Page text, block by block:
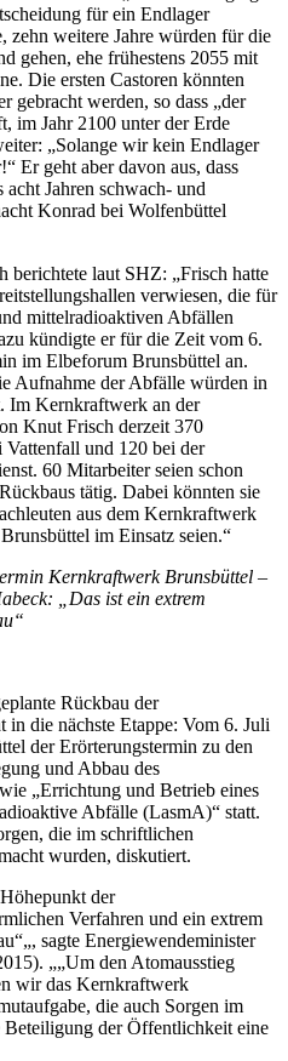
für ein Endlager
zehn weitere Jahre würden für die
gehen, ehe frühestens 2055 mit
Die ersten Castoren könnten
gebracht werden, so dass „der
im Jahr 2100 unter der Erde
„Solange wir kein Endlager
Er geht aber davon aus, dass
acht Jahren schwach- und
Konrad bei Wolfenbüttel
laut SHZ: „Frisch hatte
verwiesen, die für
mittelradioaktiven Abfällen
kündigte er für die Zeit vom 6.
im Elbeforum Brunsbüttel an.
Aufnahme der Abfälle würden in
Im Kernkraftwerk an der
Knut Frisch derzeit 370
und 120 bei der
60 Mitarbeiter seien schon
tätig. Dabei könnten sie
aus dem Kernkraftwerk
im Einsatz seien.“
Kernkraftwerk Brunsbüttel –
„Das ist ein extrem
Rückbau der
die nächste Etappe: Vom 6. Juli
der Erörterungstermin zu den
und Abbau des
„Errichtung und Betrieb eines
Abfälle (LasmA)“ statt.
die im schriftlichen
wurden, diskutiert.
der
Verfahren und ein extrem
„, sagte Energiewendeminister
„ Um den Atomausstieg
wir das Kernkraftwerk
die auch Sorgen im
der Öffentlichkeit eine